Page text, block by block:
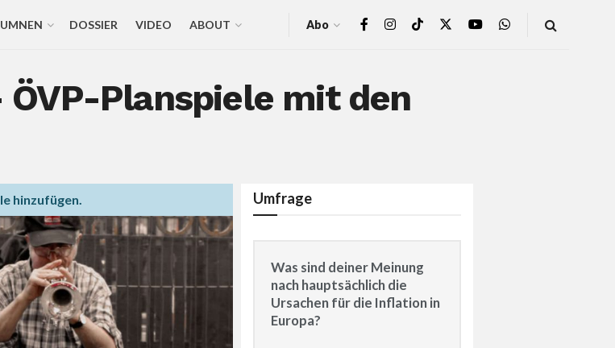
DOSSIER VIDEO ABOUT Abo
Planspiele mit den
hinzufügen. Umfrage
Was sind deiner Meinung
nach hauptsächlich die
Ursachen für die Inflation in
Europa?